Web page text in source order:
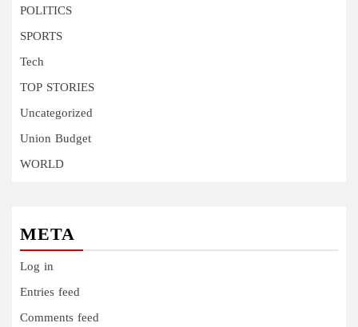
POLITICS
SPORTS
Tech
TOP STORIES
Uncategorized
Union Budget
WORLD
META
Log in
Entries feed
Comments feed